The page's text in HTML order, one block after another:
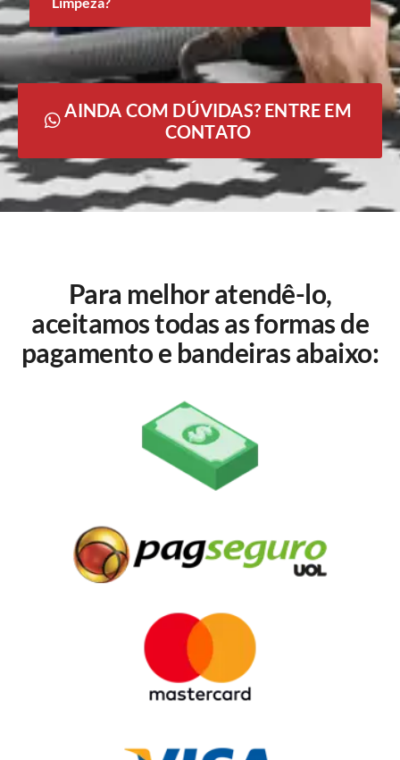
AINDA COM DÚVIDAS? ENTRE EM
CONTATO
Para melhor atendê-lo,
aceitamos todas as formas de
pagamento e bandeiras abaixo: